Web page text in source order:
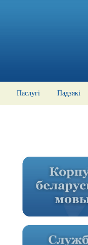
Паслугі Падзякі